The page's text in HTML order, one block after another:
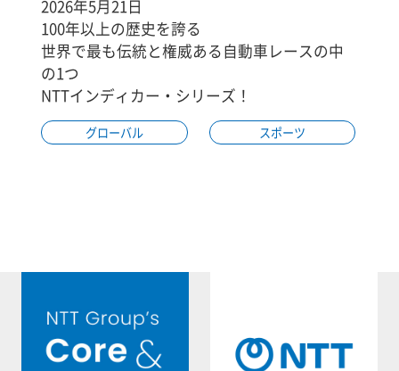
2026年5月21日
100年以上の歴史を誇る
世界で最も伝統と権威ある自動車レースの中
の1つ
NTTインディカー・シリーズ！
グローバル スポーツ